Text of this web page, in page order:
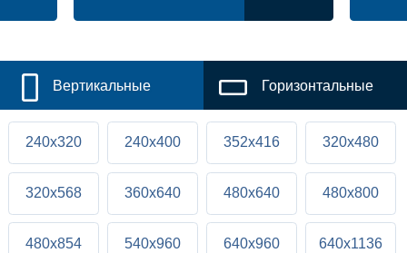
Вертикальные Горизонтальные
240x320 240x400 352x416 320x480
320x568 360x640 480x640 480x800
480x854 540x960 640x960 640x1136